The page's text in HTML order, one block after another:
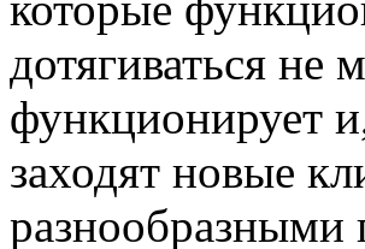
дотягиваться не
функционирует
заходят новые
разнообразными